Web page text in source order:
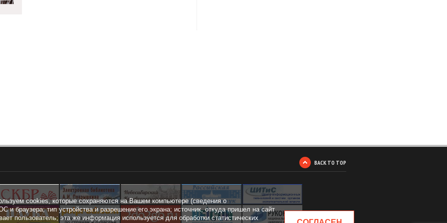
BACK TO TOP
cookies, которые сохраняются на Вашем компьютере (сведения о
и браузера; тип устройства и разрешение его экрана; источник, откуда пришел на сайт
пользователь; эта же информация используется для обработки статистических